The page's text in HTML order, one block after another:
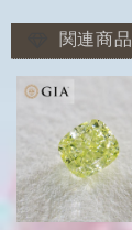
関連商品